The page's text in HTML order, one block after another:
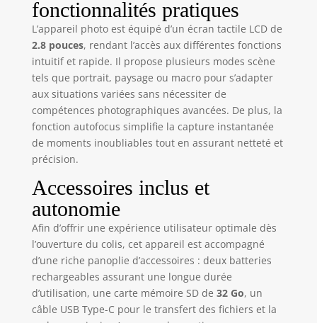
facilement
différentes
capacités de prise
de vue. L'appareil
photo numérique
compact prend en
charge une
fonction de mise
au point puissante
pour garantir une
précise des
objectifs avant et
permettant ainsi
de capturer
facilement des
moments clairs et
merveilleux. Notre
appareil photo
numérique 4K avec
fonctionnalités pratiques
L’appareil photo est équipé d’un écran tactile LCD de
2.8 pouces, rendant l’accès aux différentes fonctions
intuitif et rapide. Il propose plusieurs modes scène
tels que portrait, paysage ou macro pour s’adapter
aux situations variées sans nécessiter de
compétences photographiques avancées. De plus, la
fonction autofocus simplifie la capture instantanée
de moments inoubliables tout en assurant netteté et
précision.
Accessoires inclus et
autonomie
Afin d’offrir une expérience utilisateur optimale dès
l’ouverture du colis, cet appareil est accompagné
d’une riche panoplie d’accessoires : deux batteries
rechargeables assurant une longue durée
d’utilisation, une carte mémoire SD de 32 Go, un
câble USB Type-C pour le transfert des fichiers et la